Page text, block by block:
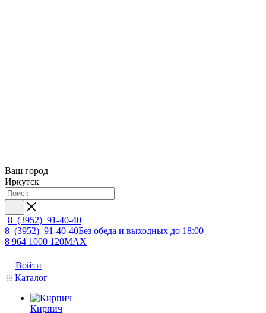
Ваш город
Иркутск
8 (3952) 91-40-40
8 (3952) 91-40-40Без обеда и выходных до 18:00
8 964 1000 120MAX
Войти
Каталог
Кирпич